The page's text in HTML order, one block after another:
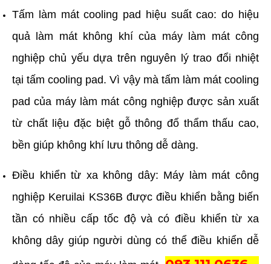
Tấm làm mát cooling pad hiệu suất cao: do hiệu
quả làm mát không khí của máy làm mát công
nghiệp chủ yếu dựa trên nguyên lý trao đổi nhiệt
tại tấm cooling pad. Vì vậy mà tấm làm mát cooling
pad của máy làm mát công nghiệp được sản xuất
từ chất liệu đặc biệt gỗ thông đổ thẩm thấu cao,
bền giúp không khí lưu thông dễ dàng.
Điều khiển từ xa không dây: Máy làm mát công
nghiệp Keruilai KS36B được điều khiển bằng biến
tần có nhiều cấp tốc độ và có điều khiển từ xa
không dây giúp người dùng có thể điều khiển dễ